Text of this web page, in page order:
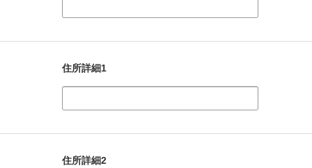
住所詳細1
住所詳細2